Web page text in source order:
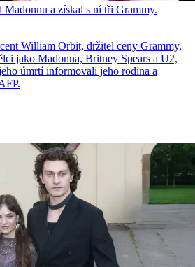
Madonnu a získal s ní tři Grammy.
William Orbit, držitel ceny Grammy,
jako Madonna, Britney Spears a U2,
úmrtí informovali jeho rodina a